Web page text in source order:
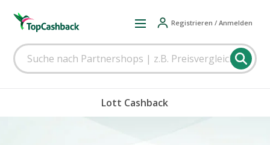
Registrieren / Anmelden
Lott Cashback